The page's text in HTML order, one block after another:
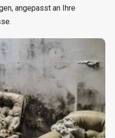
angepasst an Ihre